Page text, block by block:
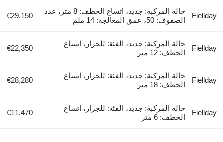
Fiellday
حالة المركبة: جديد، اتساع الخطف: 8 متر، عدد
الصفوف: 50، عمق المعالجة: 14 ملم
€29,150
Fiellday
حالة المركبة: جديد، الفئة: للجرار، اتساع
الخطف: 12 متر
€22,350
Fiellday
حالة المركبة: جديد، الفئة: للجرار، اتساع
الخطف: 18 متر
€28,280
Fiellday
حالة المركبة: جديد، الفئة: للجرار، اتساع
الخطف: 6 متر
€11,470